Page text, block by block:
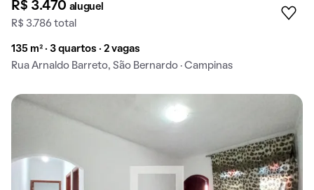
R$ 3.470 aluguel
R$ 3.786 total
135 m² · 3 quartos · 2 vagas
Rua Arnaldo Barreto, São Bernardo · Campinas